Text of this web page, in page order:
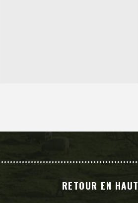
RETOUR EN HAUT